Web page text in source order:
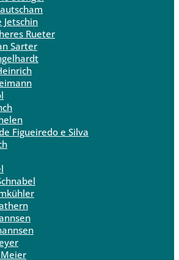
Jetschin
Rueter
Sarter
Figueiredo e Silva